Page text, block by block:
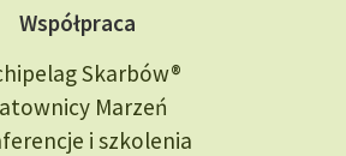
Współpraca
Skarbów®
Marzeń
i szkolenia